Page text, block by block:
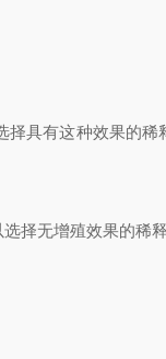
有这种效果的稀
无增殖效果的稀释